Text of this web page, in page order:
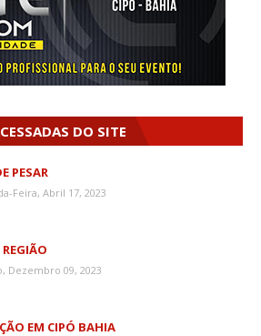
DO SITE
PESAR
Feira, Abril 17, 2023
Dezembro 09, 2023
EM CIPÓ BAHIA